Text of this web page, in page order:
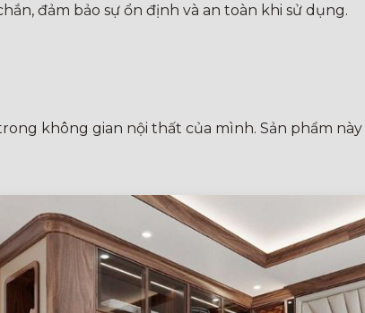
đảm bảo sự ổn định và an toàn khi sử dụng.
không gian nội thất của mình. Sản phẩm